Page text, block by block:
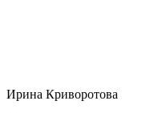
Ирина Криворотова